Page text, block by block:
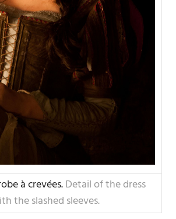
à crevées.Detail of the dress
the slashed sleeves.